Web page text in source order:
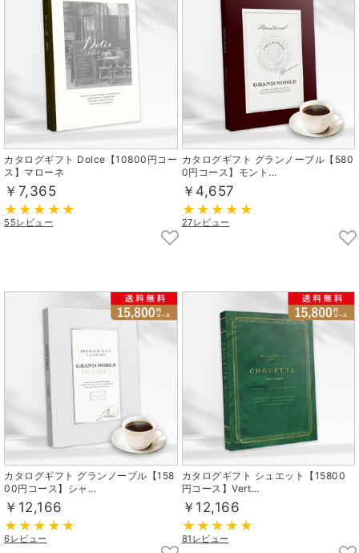
カタログギフト Dolce【10800円コー
ス】マローネ
￥7,365
55レビュー
カタログギフト グランノーブル【580
0円コース】モント...
￥4,657
27レビュー
カタログギフト グランノーブル【158
00円コース】シャ...
￥12,166
6レビュー
カタログギフト シュエット【15800
円コース】Vert...
￥12,166
81レビュー